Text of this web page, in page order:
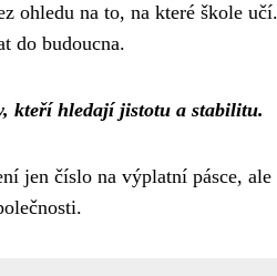
ohledu na to, na které škole
do budoucna.
kteří hledají jistotu a stabilitu.
jen číslo na výplatní pásce,